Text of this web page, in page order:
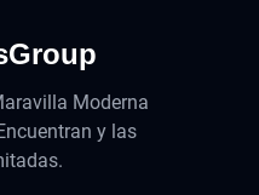
Moderna
y las